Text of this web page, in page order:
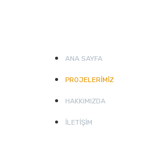
ANA SAYFA
PROJELERIMIZ
HAKKIMIZDA
İLETIŞIM